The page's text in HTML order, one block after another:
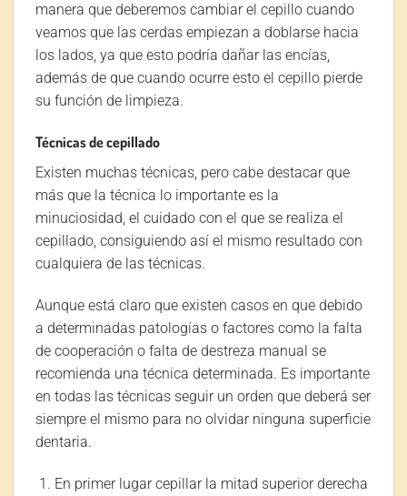
manera que deberemos cambiar el cepillo cuando
veamos que las cerdas empiezan a doblarse hacia
los lados, ya que esto podría dañar las encías,
además de que cuando ocurre esto el cepillo pierde
su función de limpieza.
Técnicas de cepillado
Existen muchas técnicas, pero cabe destacar que
más que la técnica lo importante es la
minuciosidad, el cuidado con el que se realiza el
cepillado, consiguiendo así el mismo resultado con
cualquiera de las técnicas.
Aunque está claro que existen casos en que debido
a determinadas patologías o factores como la falta
de cooperación o falta de destreza manual se
recomienda una técnica determinada. Es importante
en todas las técnicas seguir un orden que deberá ser
siempre el mismo para no olvidar ninguna superficie
dentaria.
En primer lugar cepillar la mitad superior derecha